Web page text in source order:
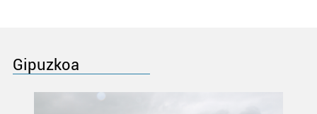
Gipuzkoa